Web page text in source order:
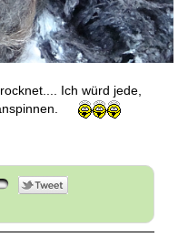
Ich würd jede,